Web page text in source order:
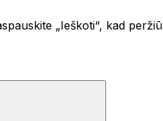
„Ieškoti“, kad